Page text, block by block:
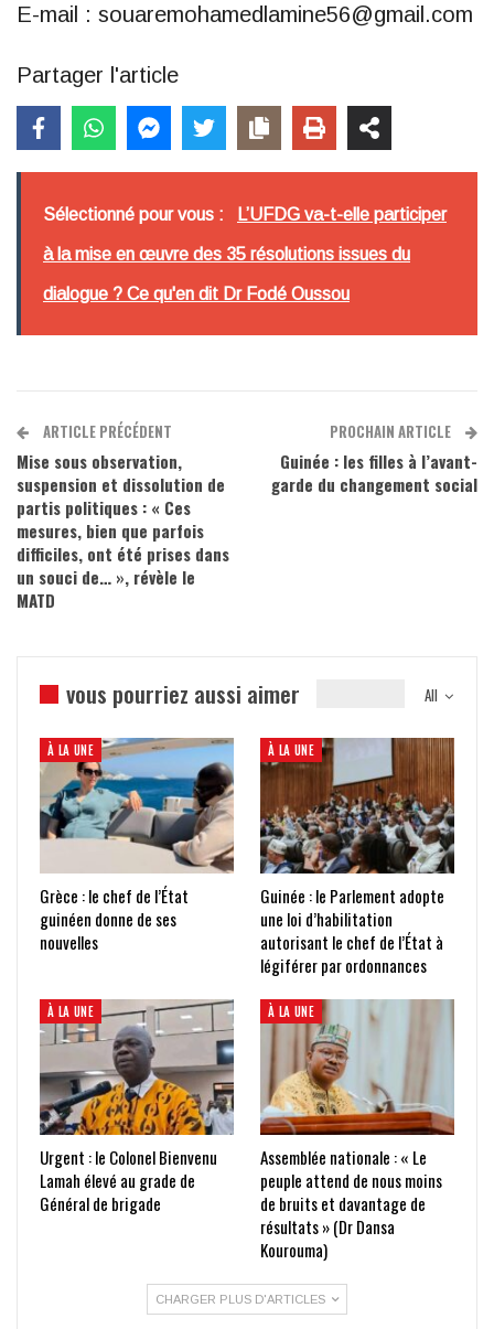
E-mail : souaremohamedlamine56@gmail.com
Partager l'article
Sélectionné pour vous : L’UFDG va-t-elle participer
à la mise en œuvre des 35 résolutions issues du
dialogue ? Ce qu'en dit Dr Fodé Oussou
ARTICLE PRÉCÉDENT
Mise sous observation,
suspension et dissolution de
partis politiques : « Ces
mesures, bien que parfois
difficiles, ont été prises dans
un souci de… », révèle le
MATD
PROCHAIN ARTICLE
Guinée : les filles à l’avant-
garde du changement social
All
vous pourriez aussi aimer
À LA UNE
Grèce : le chef de l’État
guinéen donne de ses
nouvelles
À LA UNE
Guinée : le Parlement adopte
une loi d’habilitation
autorisant le chef de l’État à
légiférer par ordonnances
À LA UNE
Urgent : le Colonel Bienvenu
Lamah élevé au grade de
Général de brigade
À LA UNE
Assemblée nationale : « Le
peuple attend de nous moins
de bruits et davantage de
résultats » (Dr Dansa
Kourouma)
CHARGER PLUS D'ARTICLES